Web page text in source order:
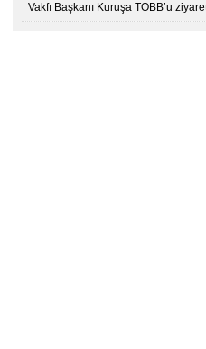
Vakfı Başkanı Kuruşa TOBB’u